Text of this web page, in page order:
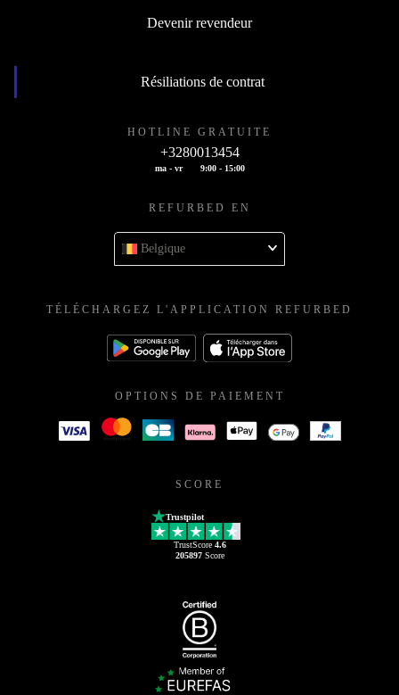
Devenir revendeur
Résiliations de contrat
HOTLINE GRATUITE
+3280013454
ma - vr 9:00 - 15:00
REFURBED EN
Belgique
TÉLÉCHARGEZ L'APPLICATION REFURBED
OPTIONS DE PAIEMENT
SCORE
Trustpilot
TrustScore 4.6
205897Score